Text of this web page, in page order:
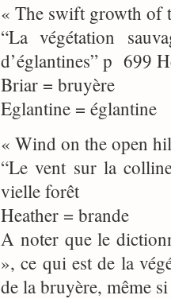
« The swift growth of
“La végétation
d’églantines” p 699
Briar = bruyère
Eglantine = églantine
« Wind on the open
“Le vent sur la
vielle forêt
Heather = brande
A noter que le
», ce qui est de la
de la bruyère, même